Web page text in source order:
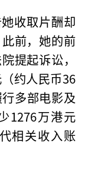
收取片酬却
前，她的前
提起诉讼，
约人民币36
多部电影及
1276万港元
相关收入账